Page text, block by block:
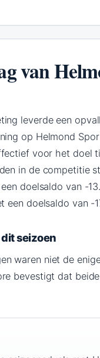
van
leverde een
op Helmond
voor het doel
in de competitie
doelsaldo van -
een doelsaldo van -
seizoen
waren niet de
bevestigt dat